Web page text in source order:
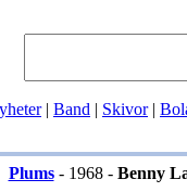
| Band | Skivor|
Plums- 1968 - Benny